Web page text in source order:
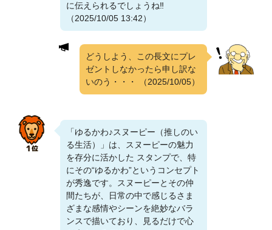
に伝えられるでしょうね‼️
（2025/10/05 13:42）
どうしよう、この長文にプレ
ゼントしなかったら申し訳な
いのう・・・
（2025/10/05）
「ゆるかわ♪スヌーピー（推しのい
る生活）」は、スヌーピーの魅力
を存分に活かした スタンプで、特
にその“ゆるかわ”というコンセプト
が秀逸です。スヌーピーとその仲
間たちが、日常の中で感じるさま
ざまな感情やシーンを絶妙なバラ
ンスで描いており、見るだけで心